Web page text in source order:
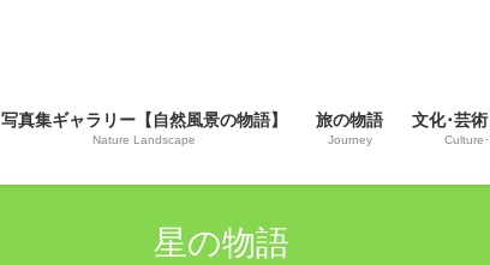
写真集ギャラリー【自然風景の物語】
Nature Landscape
旅の物語
Journey
文化･芸
Culture
星の物語